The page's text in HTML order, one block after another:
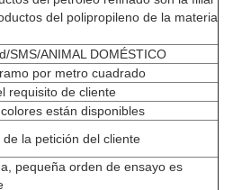
del polipropileno de la materia
SMS/ANIMAL DOMÉSTICO
por metro cuadrado
requisito de cliente
están disponibles
de la petición del cliente
pequeña orden de ensayo es